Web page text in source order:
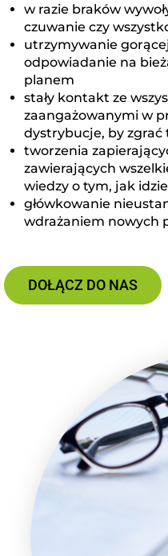
w razie braków
czuwanie czy
utrzymywanie gorącej
odpowiadanie na
planem
stały kontakt ze
zaangażowanymi w
dystrybucje, by zgrać
tworzenia
zawierających
wiedzy o tym, jak
główkowanie
wdrażaniem nowych
DOŁĄCZ DO NAS